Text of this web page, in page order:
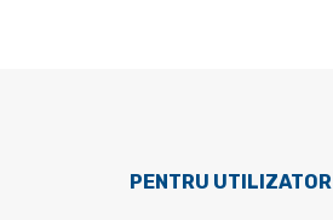
PENTRU UTILIZATOR